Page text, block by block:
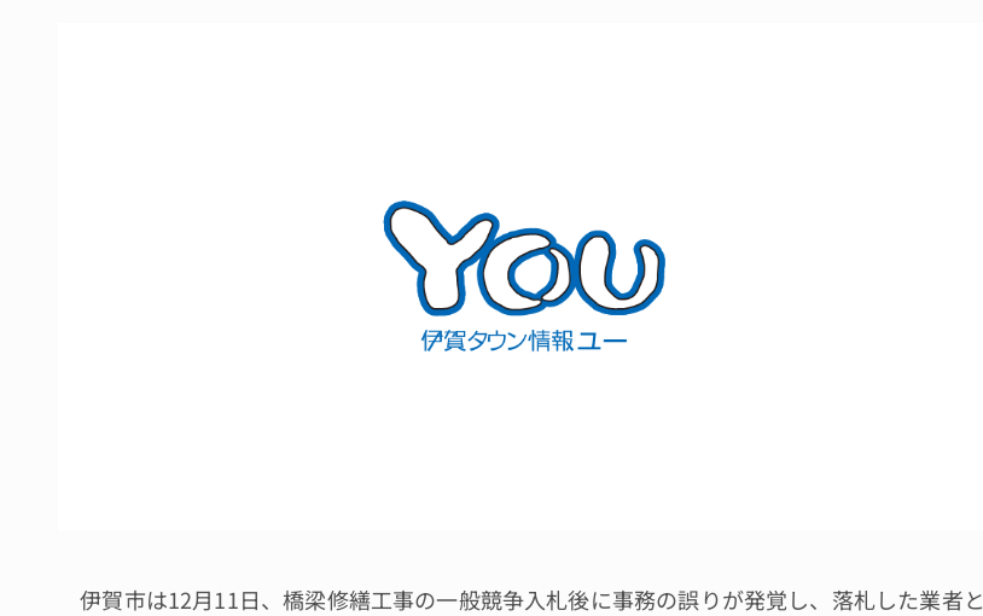
伊賀市は12月11日、橋梁修繕工事の一般競争入札後に事務の誤りが発覚し、落札した業者と